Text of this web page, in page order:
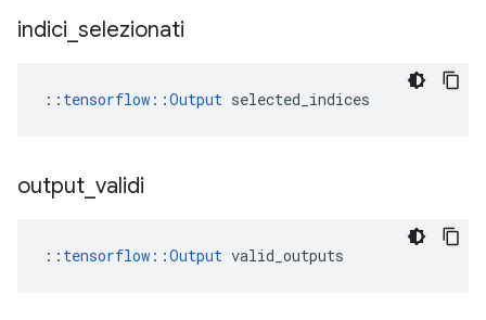
indici selezionati
:: tensorflow::Output selected_indices
output validi
:: tensorflow::Output valid_outputs